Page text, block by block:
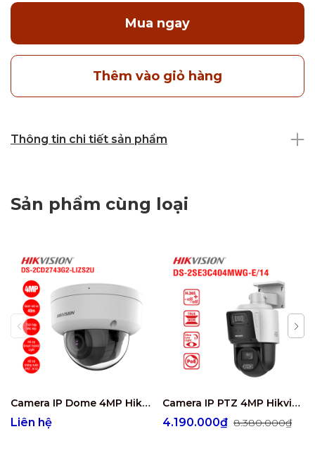
Mua ngay
Thêm vào giỏ hàng
Thông tin chi tiết sản phẩm
Sản phẩm cùng loại
Camera IP Dome 4MP Hikvision DS-2CD2743G2-LIZS2U
Liên hệ
Camera IP PTZ 4MP Hikvision DS-2SE3C404MWG-E/14
4.190.000₫ 8.380.000₫